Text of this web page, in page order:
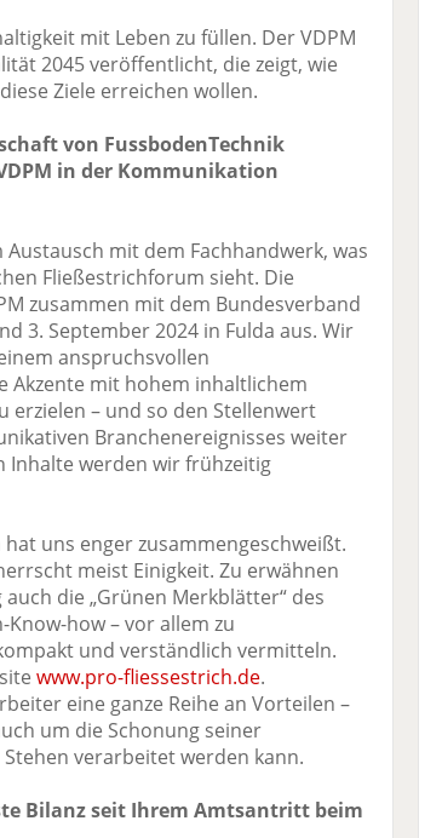
mit Leben zu füllen. Der VDPM
2045 veröffentlicht, die zeigt, wie
Ziele erreichen wollen.
von FussbodenTechnik
in der Kommunikation
mit dem Fachhandwerk, was
Fließestrichforum sieht. Die
zusammen mit dem Bundesverband
3. September 2024 in Fulda aus. Wir
anspruchsvollen
Akzente mit hohem inhaltlichem
erzielen – und so den Stellenwert
Branchenereignisses weiter
Inhalte werden wir frühzeitig
uns enger zusammengeschweißt.
meist Einigkeit. Zu erwähnen
die „Grünen Merkblätter“ des
Know-how – vor allem zu
und verständlich vermitteln.
www.pro-fliessestrich.de.
eine ganze Reihe an Vorteilen –
um die Schonung seiner
verarbeitet werden kann.
Bilanz seit Ihrem Amtsantritt beim